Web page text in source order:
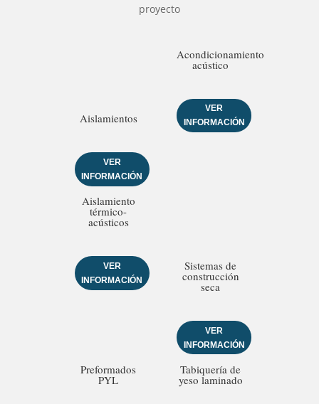
proyecto
Aislamientos
VER
INFORMACIÓN
Acondicionamiento
acústico
VER
INFORMACIÓN
Aislamiento
térmico-
acústicos
VER
INFORMACIÓN
Sistemas de
construcción
seca
VER
INFORMACIÓN
Preformados
PYL
Tabiquería de
yeso laminado